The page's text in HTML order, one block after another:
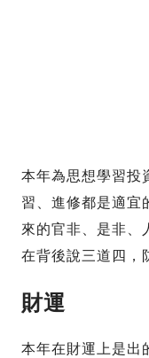
本年為思想學習投
習、進修都是適宜
來的官非、是非、
在背後說三道四，
財運
本年在財運上是出